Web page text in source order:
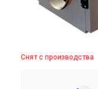
Снят с производства